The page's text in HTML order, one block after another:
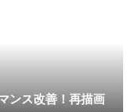
ンス改善！再描画